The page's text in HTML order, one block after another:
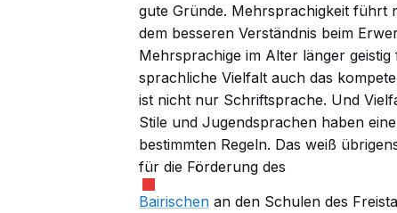
gute Gründe. Mehrsprachigkeit führt
dem besseren Verständnis beim
Mehrsprachige im Alter länger
sprachliche Vielfalt auch das
ist nicht nur Schriftsprache. Und
Stile und Jugendsprachen haben
bestimmten Regeln. Das weiß
für die Förderung des
Bairischen an den Schulen des